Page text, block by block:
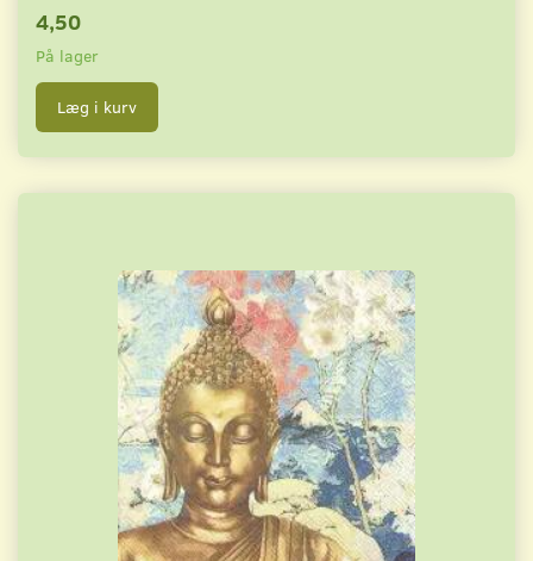
4,50
På lager
Læg i kurv